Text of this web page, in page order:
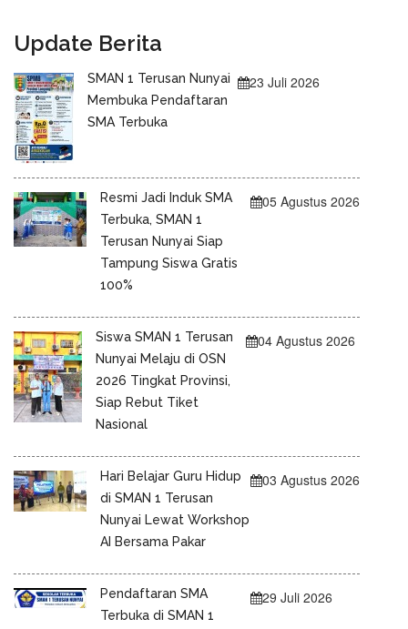
Update Berita
SMAN 1 Terusan Nunyai
Membuka Pendaftaran
SMA Terbuka
23 Juli 2026
Resmi Jadi Induk SMA
Terbuka, SMAN 1
Terusan Nunyai Siap
Tampung Siswa Gratis
100%
05 Agustus 2026
Siswa SMAN 1 Terusan
Nunyai Melaju di OSN
2026 Tingkat Provinsi,
Siap Rebut Tiket
Nasional
04 Agustus 2026
Hari Belajar Guru Hidup
di SMAN 1 Terusan
Nunyai Lewat Workshop
AI Bersama Pakar
03 Agustus 2026
Pendaftaran SMA
Terbuka di SMAN 1
29 Juli 2026